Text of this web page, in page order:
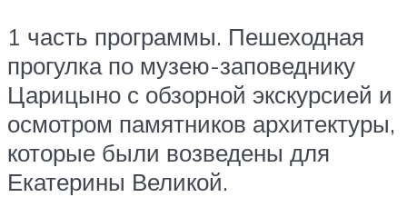
1 часть программы. Пешеходная
прогулка по музею-заповеднику
Царицыно с обзорной экскурсией и
осмотром памятников архитектуры,
которые были возведены для
Екатерины Великой.